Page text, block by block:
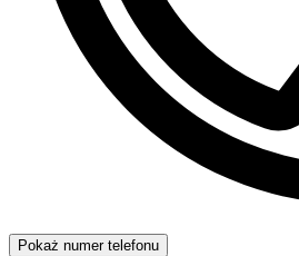
Pokaż numer telefonu